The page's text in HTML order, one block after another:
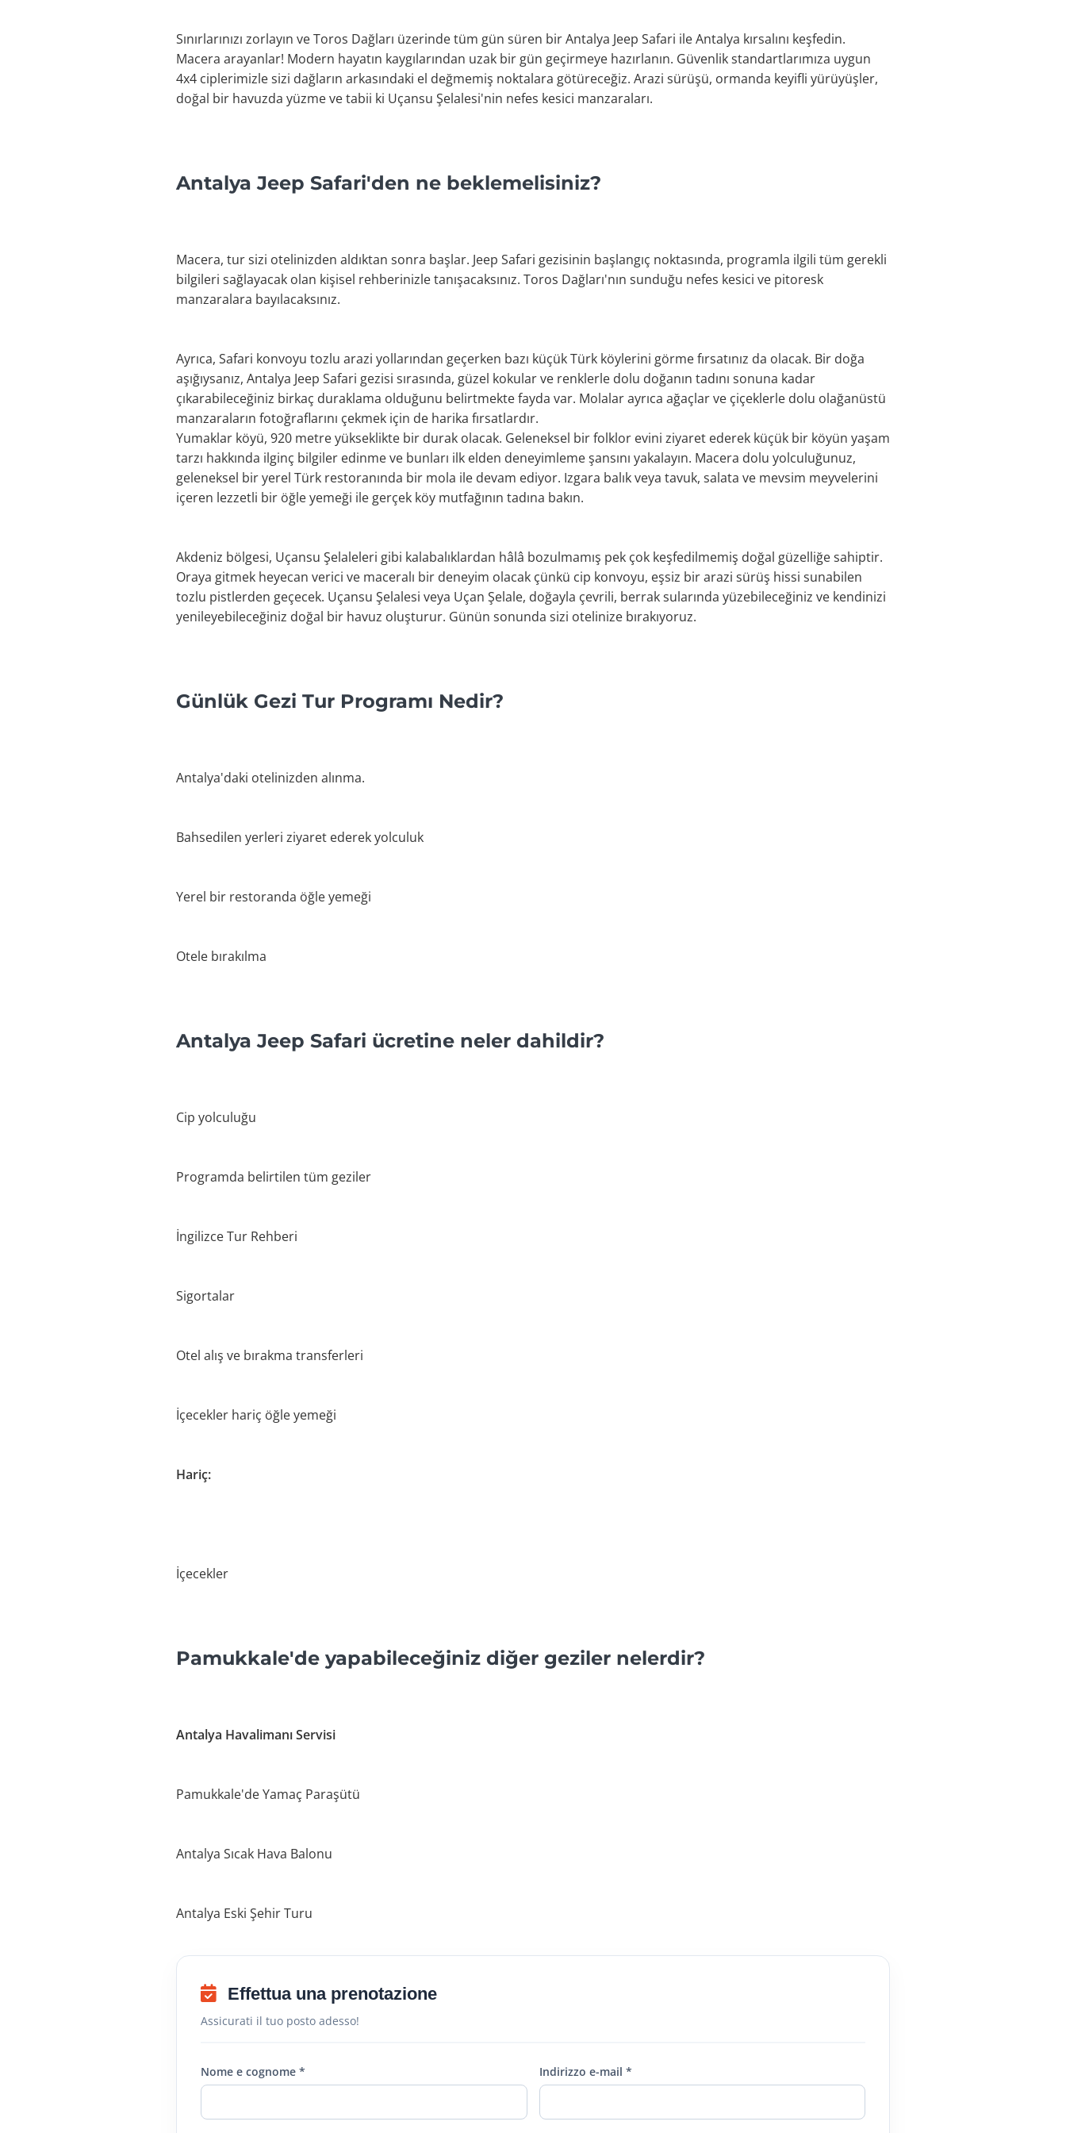
Sınırlarınızı zorlayın ve Toros Dağları üzerinde tüm gün süren bir Antalya Jeep Safari ile Antalya kırsalını keşfedin.
Macera arayanlar! Modern hayatın kaygılarından uzak bir gün geçirmeye hazırlanın. Güvenlik standartlarımıza uygun
4x4 ciplerimizle sizi dağların arkasındaki el değmemiş noktalara götüreceğiz. Arazi sürüşü, ormanda keyifli yürüyüşler,
doğal bir havuzda yüzme ve tabii ki Uçansu Şelalesi'nin nefes kesici manzaraları.
Antalya Jeep Safari'den ne beklemelisiniz?
Macera, tur sizi otelinizden aldıktan sonra başlar. Jeep Safari gezisinin başlangıç noktasında, programla ilgili tüm gerekli
bilgileri sağlayacak olan kişisel rehberinizle tanışacaksınız. Toros Dağları'nın sunduğu nefes kesici ve pitoresk
manzaralara bayılacaksınız.
Ayrıca, Safari konvoyu tozlu arazi yollarından geçerken bazı küçük Türk köylerini görme fırsatınız da olacak. Bir doğa
aşığıysanız, Antalya Jeep Safari gezisi sırasında, güzel kokular ve renklerle dolu doğanın tadını sonuna kadar
çıkarabileceğiniz birkaç duraklama olduğunu belirtmekte fayda var. Molalar ayrıca ağaçlar ve çiçeklerle dolu olağanüstü
manzaraların fotoğraflarını çekmek için de harika fırsatlardır.
Yumaklar köyü, 920 metre yükseklikte bir durak olacak. Geleneksel bir folklor evini ziyaret ederek küçük bir köyün yaşam
tarzı hakkında ilginç bilgiler edinme ve bunları ilk elden deneyimleme şansını yakalayın. Macera dolu yolculuğunuz,
geleneksel bir yerel Türk restoranında bir mola ile devam ediyor. Izgara balık veya tavuk, salata ve mevsim meyvelerini
içeren lezzetli bir öğle yemeği ile gerçek köy mutfağının tadına bakın.
Akdeniz bölgesi, Uçansu Şelaleleri gibi kalabalıklardan hâlâ bozulmamış pek çok keşfedilmemiş doğal güzelliğe sahiptir.
Oraya gitmek heyecan verici ve maceralı bir deneyim olacak çünkü cip konvoyu, eşsiz bir arazi sürüş hissi sunabilen
tozlu pistlerden geçecek. Uçansu Şelalesi veya Uçan Şelale, doğayla çevrili, berrak sularında yüzebileceğiniz ve kendinizi
yenileyebileceğiniz doğal bir havuz oluşturur. Günün sonunda sizi otelinize bırakıyoruz.
Günlük Gezi Tur Programı Nedir?
Antalya'daki otelinizden alınma.
Bahsedilen yerleri ziyaret ederek yolculuk
Yerel bir restoranda öğle yemeği
Otele bırakılma
Antalya Jeep Safari ücretine neler dahildir?
Cip yolculuğu
Programda belirtilen tüm geziler
İngilizce Tur Rehberi
Sigortalar
Otel alış ve bırakma transferleri
İçecekler hariç öğle yemeği
Hariç:
İçecekler
Pamukkale'de yapabileceğiniz diğer geziler nelerdir?
Antalya Havalimanı Servisi
Pamukkale'de Yamaç Paraşütü
Antalya Sıcak Hava Balonu
Antalya Eski Şehir Turu
Effettua una prenotazione
Assicurati il ​​tuo posto adesso!
Nome e cognome * Indirizzo e-mail *